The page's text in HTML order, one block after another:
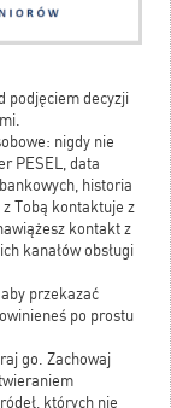
podjęciem decyzji
nigdy nie
PESEL, data
historia
Tobą kontaktuje z
kontakt z
kanałów obsługi
przekazać
po prostu
go. Zachowaj
których nie